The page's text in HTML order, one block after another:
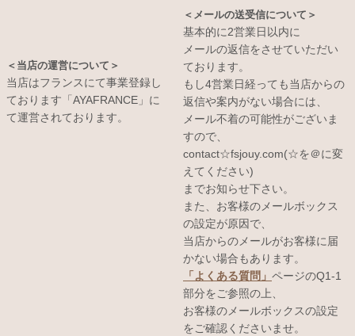
＜当店の運営について＞
当店はフランスにて事業登録し
ております「AYAFRANCE」に
て運営されております。
＜メールの送受信について＞
基本的に2営業日以内に
メールの返信をさせていただい
ております。
もし4営業日経っても当店からの
返信や案内がない場合には、
メール不着の可能性がございま
すので、
contact☆fsjouy.com(☆を＠に変
えてください)
までお知らせ下さい。
また、お客様のメールボックス
の設定が原因で、
当店からのメールがお客様に届
かない場合もあります。
「よくある質問」 ページのQ1-1
部分をご参照の上、
お客様のメールボックスの設定
をご確認くださいませ。